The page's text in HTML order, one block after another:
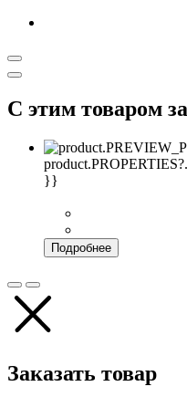
С этим товаром
}}
Подробнее
Заказать товар